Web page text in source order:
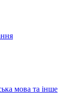
мова та інше